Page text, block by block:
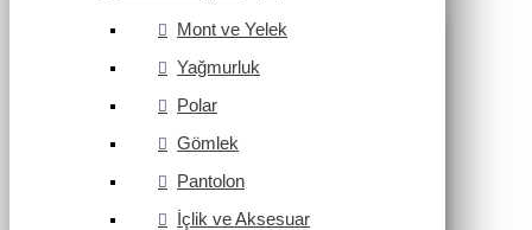
Mont ve Yelek
Yağmurluk
Polar
Gömlek
Pantolon
İçlik ve Aksesuar